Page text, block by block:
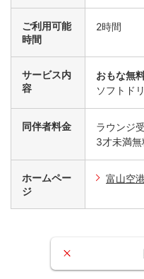
ご利用可能
時間
2時間
サービス内
容
おもな無
ソフトド
同伴者料金
ラウンジ
3才未満無
ホームペー
ジ
富山空